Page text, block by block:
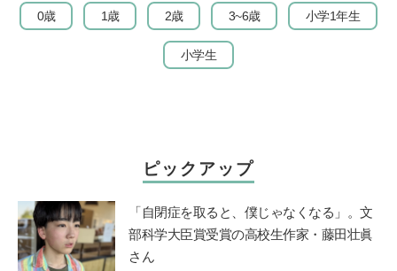
0歳 1歳 2歳 3~6歳 小学1年生
小学生
ピックアップ
「自閉症を取ると、僕じゃなくなる」。文
部科学大臣賞受賞の高校生作家・藤田壮眞
さん